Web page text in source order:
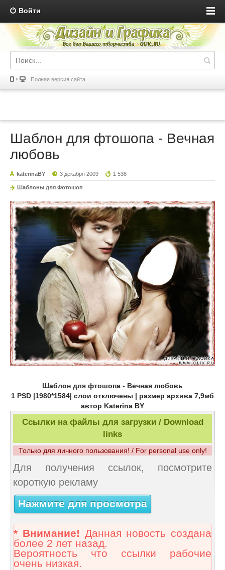
Войти
Полная версия сайта
Шаблон для фтошопа - Вечная
любовь
katerinaBY 3 декабря 2009 1 538
Шаблоны для Фотошоп
Шаблон для фтошопа - Вечная любовь
1 PSD |1980*1584| слои отключены | размер архива 7,9мб
автор Katerina BY
Ссылки на файлы для загрузки / Download
links
Только для личного пользования! / For personal use only!
Для получения ссылок, посмотрите
короткую рекламу
Нажмите для просмотра
* Внимание! Данная новость создана
более 2 лет назад.
Вероятность что ссылки рабочие
очень низкая.